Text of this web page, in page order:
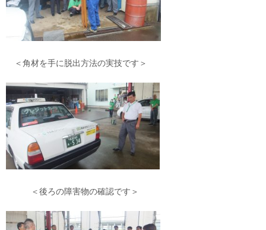
＜角材を手に脱出方法の実技です＞
＜後ろの障害物の確認です＞